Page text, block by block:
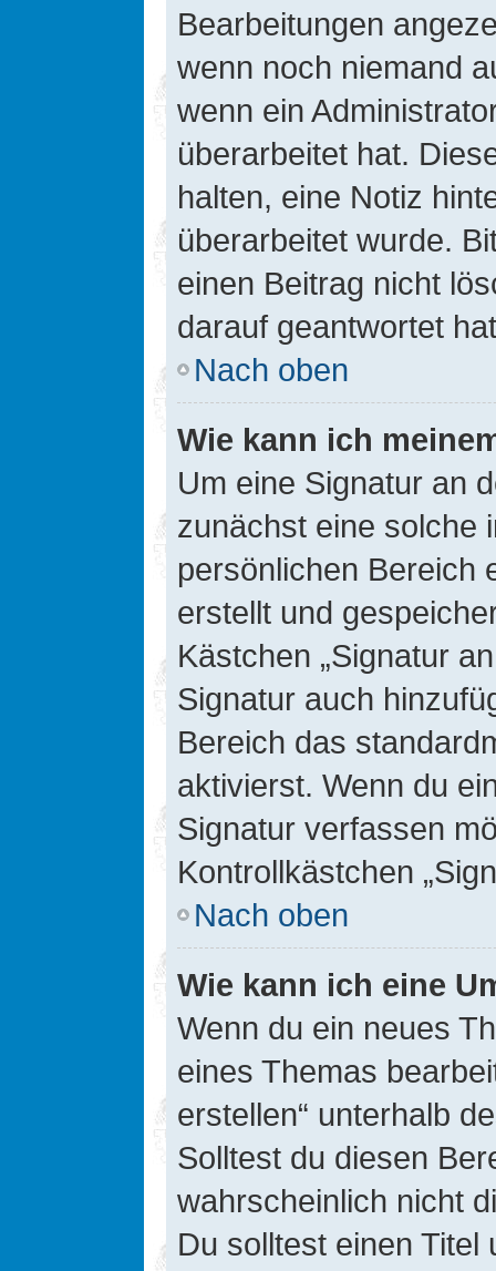
Bearbeitungen
wenn noch niemand
wenn ein
überarbeitet hat.
halten, eine Notiz
überarbeitet wurde.
einen Beitrag nicht
darauf geantwortet
Nach oben
Wie kann ich
Um eine Signatur an
zunächst eine solche
persönlichen Bereich
erstellt und
Kästchen „Signatur
Signatur auch
Bereich das
aktivierst. Wenn du
Signatur verfassen
Kontrollkästchen
Nach oben
Wie kann ich eine
Wenn du ein neues
eines Themas
erstellen“ unterhalb
Solltest du diesen
wahrscheinlich nicht
Du solltest einen